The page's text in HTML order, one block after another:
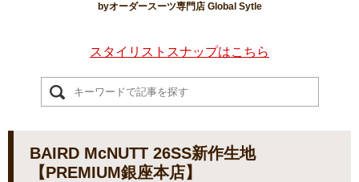
byオーダースーツ専門店 Global Sytle
スタイリストスナップはこちら
BAIRD McNUTT 26SS新作生地
【PREMIUM銀座本店】